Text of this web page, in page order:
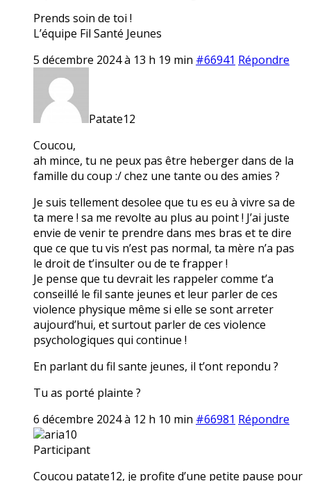
Prends soin de toi !
L’équipe Fil Santé Jeunes
5 décembre 2024 à 13 h 19 min #66941 Répondre
Patate12
Coucou,
ah mince, tu ne peux pas être heberger dans de la
famille du coup :/ chez une tante ou des amies ?
Je suis tellement desolee que tu es eu à vivre sa de
ta mere ! sa me revolte au plus au point ! J’ai juste
envie de venir te prendre dans mes bras et te dire
que ce que tu vis n’est pas normal, ta mère n’a pas
le droit de t’insulter ou de te frapper !
Je pense que tu devrait les rappeler comme t’a
conseillé le fil sante jeunes et leur parler de ces
violence physique même si elle se sont arreter
aujourd’hui, et surtout parler de ces violence
psychologiques qui continue !
En parlant du fil sante jeunes, il t’ont repondu ?
Tu as porté plainte ?
6 décembre 2024 à 12 h 10 min #66981 Répondre
aria10
Participant
Coucou patate12, je profite d’une petite pause pour